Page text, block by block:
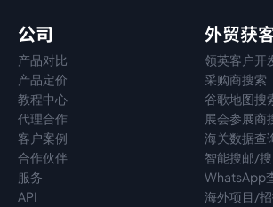
公司
产品对比
产品定价
教程中心
代理合作
客户案例
合作伙伴
服务
API
外贸获
领英客户开
采购商搜索
谷歌地图搜
展会参展商
海关数据查
智能搜邮/
WhatsApp
海外项目/